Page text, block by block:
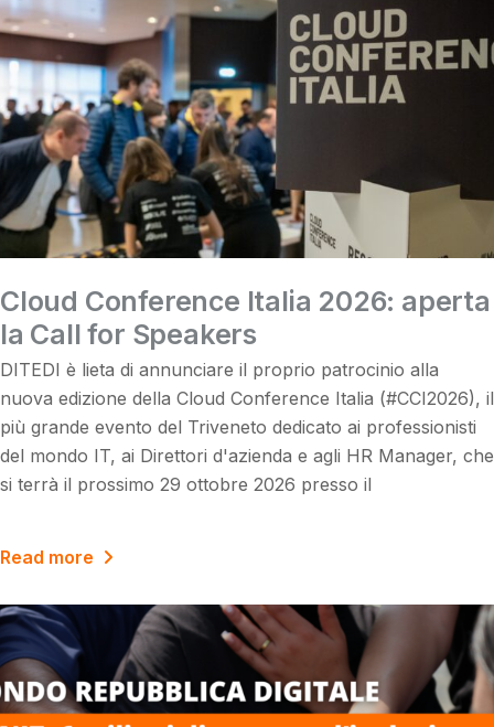
Cloud Conference Italia 2026: aperta
la Call for Speakers
DITEDI è lieta di annunciare il proprio patrocinio alla
nuova edizione della Cloud Conference Italia (#CCI2026), il
più grande evento del Triveneto dedicato ai professionisti
del mondo IT, ai Direttori d'azienda e agli HR Manager, che
si terrà il prossimo 29 ottobre 2026 presso il
Read more